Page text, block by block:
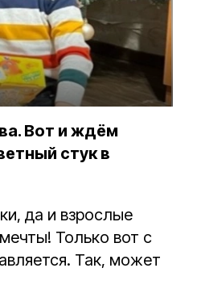
Вот и ждём
стук в
да и взрослые
Только вот с
Так, может